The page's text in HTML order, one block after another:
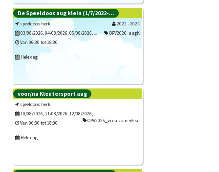
Inschrijven
De Speeldoos aug klein (1/7/2022-...
speeldoos herk
2022 - 2024
03/08/2026, 04/08/2026, 05/08/2026, ...
OPV2026_augK
Van 06:30 tot 18:30
Hele dag
Inschrijven
voor/na Kleutersport aug
speeldoos herk
10/08/2026, 11/08/2026, 12/08/2026, ...
OPV2026_vrna zomer6 sd
Van 06:30 tot 18:30
Hele dag